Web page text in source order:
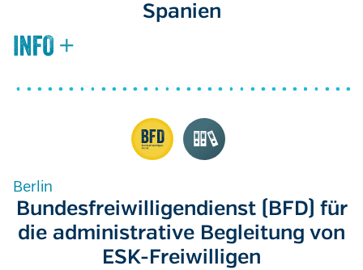
Spanien
Berlin
Bundesfreiwilligendienst (BFD) für
die administrative Begleitung von
ESK-Freiwilligen